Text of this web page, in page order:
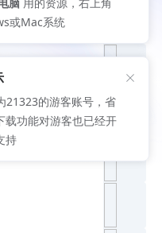
推荐文
或Mac系统
21323的游客账号，省
载功能对游客也已经开
持